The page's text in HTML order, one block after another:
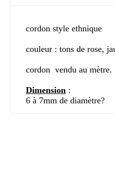
cordon style ethnique
couleur : tons de rose,
cordon vendu au mètre.
Dimension :
6 à 7mm de diamètre?